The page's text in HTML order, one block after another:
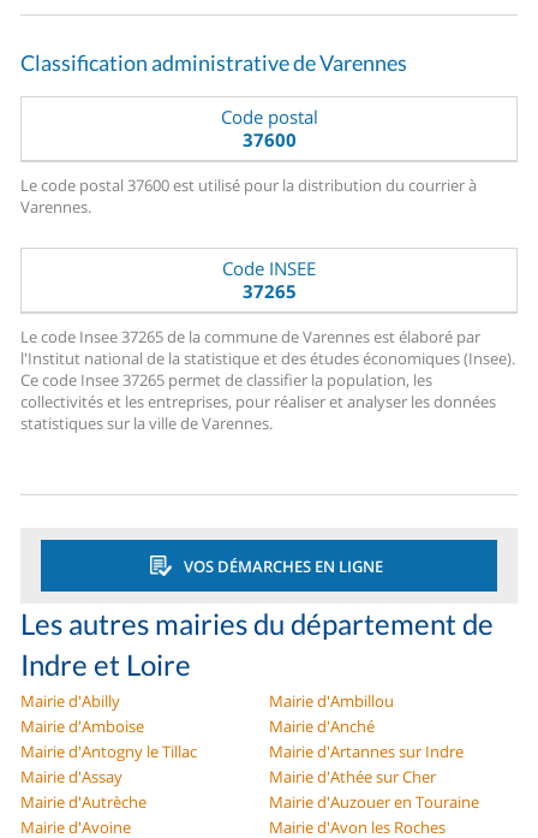
Classification administrative de Varennes
Code postal
37600
Le code postal 37600 est utilisé pour la distribution du courrier à
Varennes.
Code INSEE
37265
Le code Insee 37265 de la commune de Varennes est élaboré par
l'Institut national de la statistique et des études économiques (Insee).
Ce code Insee 37265 permet de classifier la population, les
collectivités et les entreprises, pour réaliser et analyser les données
statistiques sur la ville de Varennes.
VOS DÉMARCHES EN LIGNE
Les autres mairies du département de
Indre et Loire
Mairie d'Abilly
Mairie d'Ambillou
Mairie d'Amboise
Mairie d'Anché
Mairie d'Antogny le Tillac
Mairie d'Artannes sur Indre
Mairie d'Assay
Mairie d'Athée sur Cher
Mairie d'Autrèche
Mairie d'Auzouer en Touraine
Mairie d'Avoine
Mairie d'Avon les Roches